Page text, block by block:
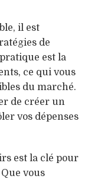
il est
de
est la
ce qui vous
du marché.
de créer un
vos dépenses
est la clé pour
vous